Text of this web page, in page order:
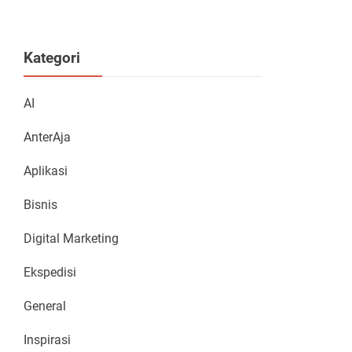
Kategori
AI
AnterAja
Aplikasi
Bisnis
Digital Marketing
Ekspedisi
General
Inspirasi